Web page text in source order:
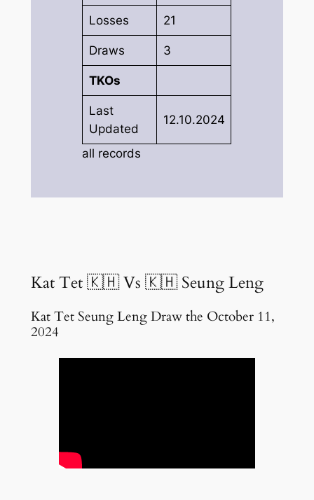
Losses 21
Draws 3
TKOs
Last
Updated
12.10.2024
all records
Kat Tet 🇰🇭 Vs 🇰🇭 Seung Leng
Kat Tet Seung Leng Draw the October 11,
2024